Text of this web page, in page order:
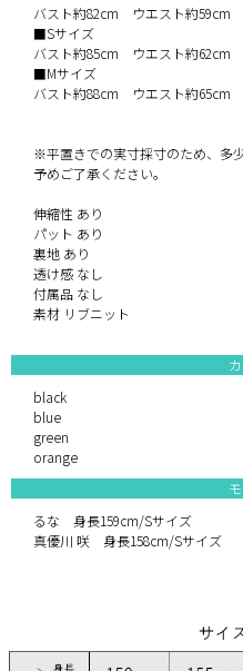
バスト約82cm ウエスト約
■Sサイズ
バスト約85cm ウエスト約
■Mサイズ
バスト約88cm ウエスト約
※平置きでの実寸採寸のため、多
予めご了承ください。
伸縮性 あり
パット あり
裏地 あり
透け感 なし
付属品 なし
素材 リブニット
black
blue
green
orange
るな 身長159cm/Sサイズ
真優川 咲 身長158cm/Sサイズ